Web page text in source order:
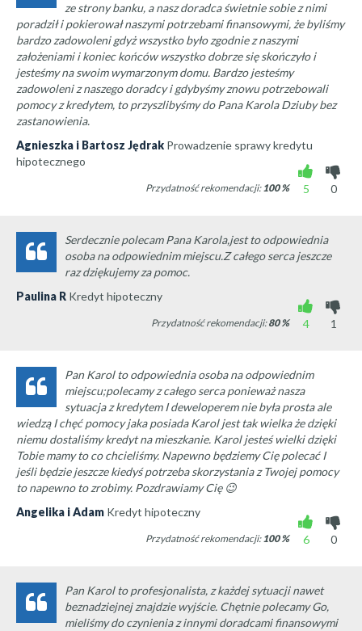
ze strony banku, a nasz doradca świetnie sobie z nimi
poradził i pokierował naszymi potrzebami finansowymi, że byliśmy
bardzo zadowoleni gdyż wszystko było zgodnie z naszymi
założeniami i koniec końców wszystko dobrze się skończyło i
jesteśmy na swoim wymarzonym domu. Bardzo jesteśmy
zadowoleni z naszego doradcy i gdybyśmy znowu potrzebowali
pomocy z kredytem, to przyszlibyśmy do Pana Karola Dziuby bez
zastanowienia.
Agnieszka i Bartosz Jędrak Prowadzenie sprawy kredytu
hipotecznego
5
0
Przydatność rekomendacji:100%
Serdecznie polecam Pana Karola,jest to odpowiednia
osoba na odpowiednim miejscu.Z całego serca jeszcze
raz dziękujemy za pomoc.
Paulina R Kredyt hipoteczny
4
1
Przydatność rekomendacji:80%
Pan Karol to odpowiednia osoba na odpowiednim
miejscu;polecamy z całego serca ponieważ nasza
sytuacja z kredytem I deweloperem nie była prosta ale
wiedzą I chęć pomocy jaka posiada Karol jest tak wielka że dzięki
niemu dostaliśmy kredyt na mieszkanie. Karol jesteś wielki dzięki
Tobie mamy to co chcieliśmy. Napewno będziemy Cię polecać I
jeśli będzie jeszcze kiedyś potrzeba skorzystania z Twojej pomocy
to napewno to zrobimy. Pozdrawiamy Cię 😉
Angelika i Adam Kredyt hipoteczny
6
0
Przydatność rekomendacji:100%
Pan Karol to profesjonalista, z każdej sytuacji nawet
beznadziejnej znajdzie wyjście. Chętnie polecamy Go,
mieliśmy do czynienia z innymi doradcami finansowymi